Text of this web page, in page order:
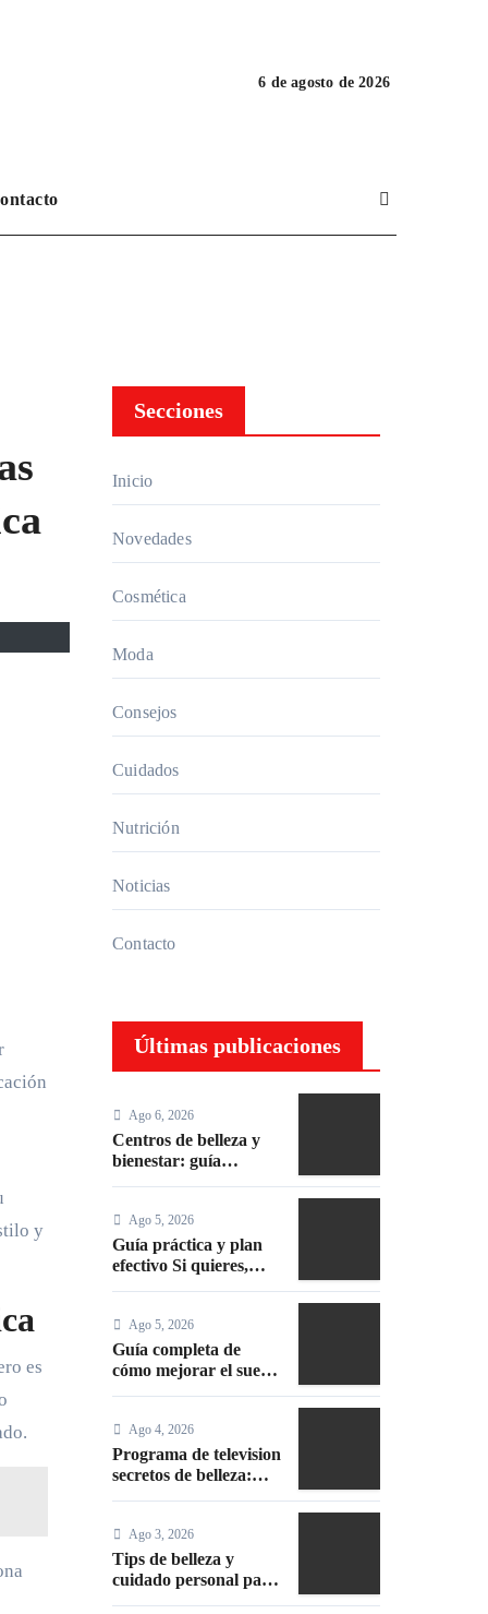
6 de agosto de 2026
y
es
Secciones
Inicio
Novedades
Cosmética
Moda
Consejos
Cuidados
Nutrición
Noticias
Contacto
Últimas publicaciones
Ago 6, 2026
Centros de belleza y
bienestar: guía
Ago 5, 2026
Guía práctica y plan
efectivo Si quieres,
adaptadas a Facebook,
Google o meta title
Ago 5, 2026
Guía completa de
cómo mejorar el sueño
Ago 4, 2026
Programa de television
secretos de belleza:
trucos 2026
Ago 3, 2026
Tips de belleza y
cuidado personal para